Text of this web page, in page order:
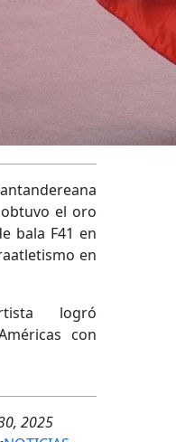
el oro
bala F41 en
en
logró
con
2025